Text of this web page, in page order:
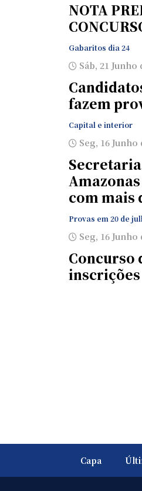
NOTA
Gabaritos dia 24
Sáb, 21 Junho
fazem
Capital e interior
Seg, 16 Junho
com mais
Provas em 20 de
Seg, 16 Junho
Concurso
inscrições
Capa